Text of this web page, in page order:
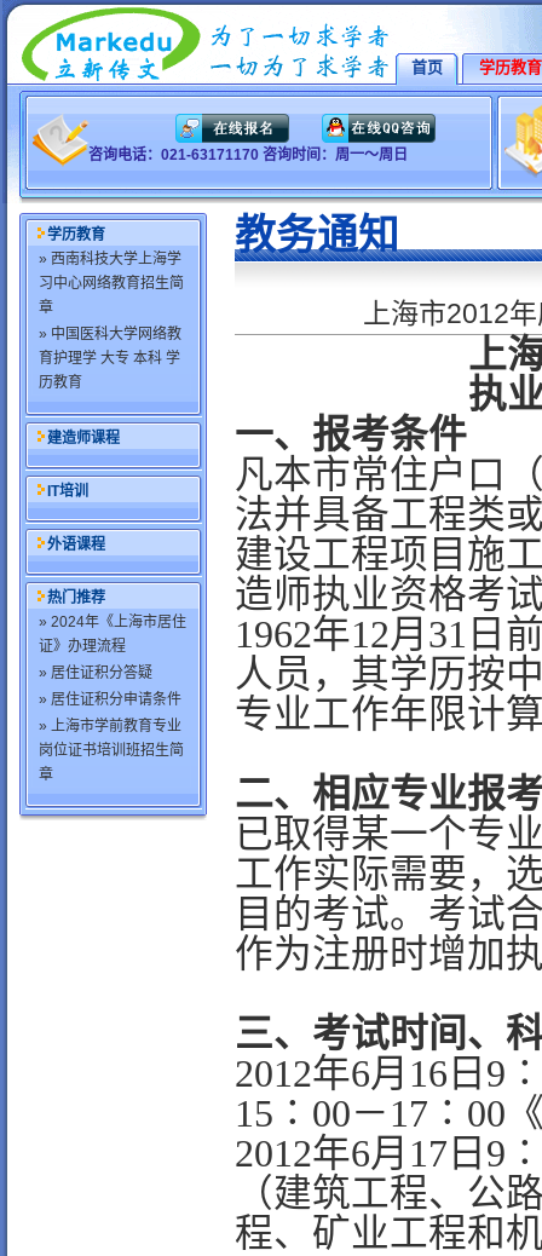
首页 学历教育
咨询电话：021-63171170 咨询时间：周一～周日
学历教育
» 西南科技大学上海学
习中心网络教育招生简
章
» 中国医科大学网络教
育护理学 大专 本科 学
历教育
建造师课程
IT培训
外语课程
热门推荐
» 2024年《上海市居住
证》办理流程
» 居住证积分答疑
» 居住证积分申请条件
» 上海市学前教育专业
岗位证书培训班招生简
章
教务通知
上海市2012
上
执
一、报考条件
凡本市常住户口
法并具备工程类
建设工程项目施
造师执业资格考
1962年12月31日
人员，其学历按
专业工作年限计
二、相应专业报
已取得某一个专
工作实际需要，
目的考试。考试
作为注册时增加
三、考试时间、
2012年6月16日
15∶00－17∶00
2012年6月17日
（建筑工程、公
程、矿业工程和